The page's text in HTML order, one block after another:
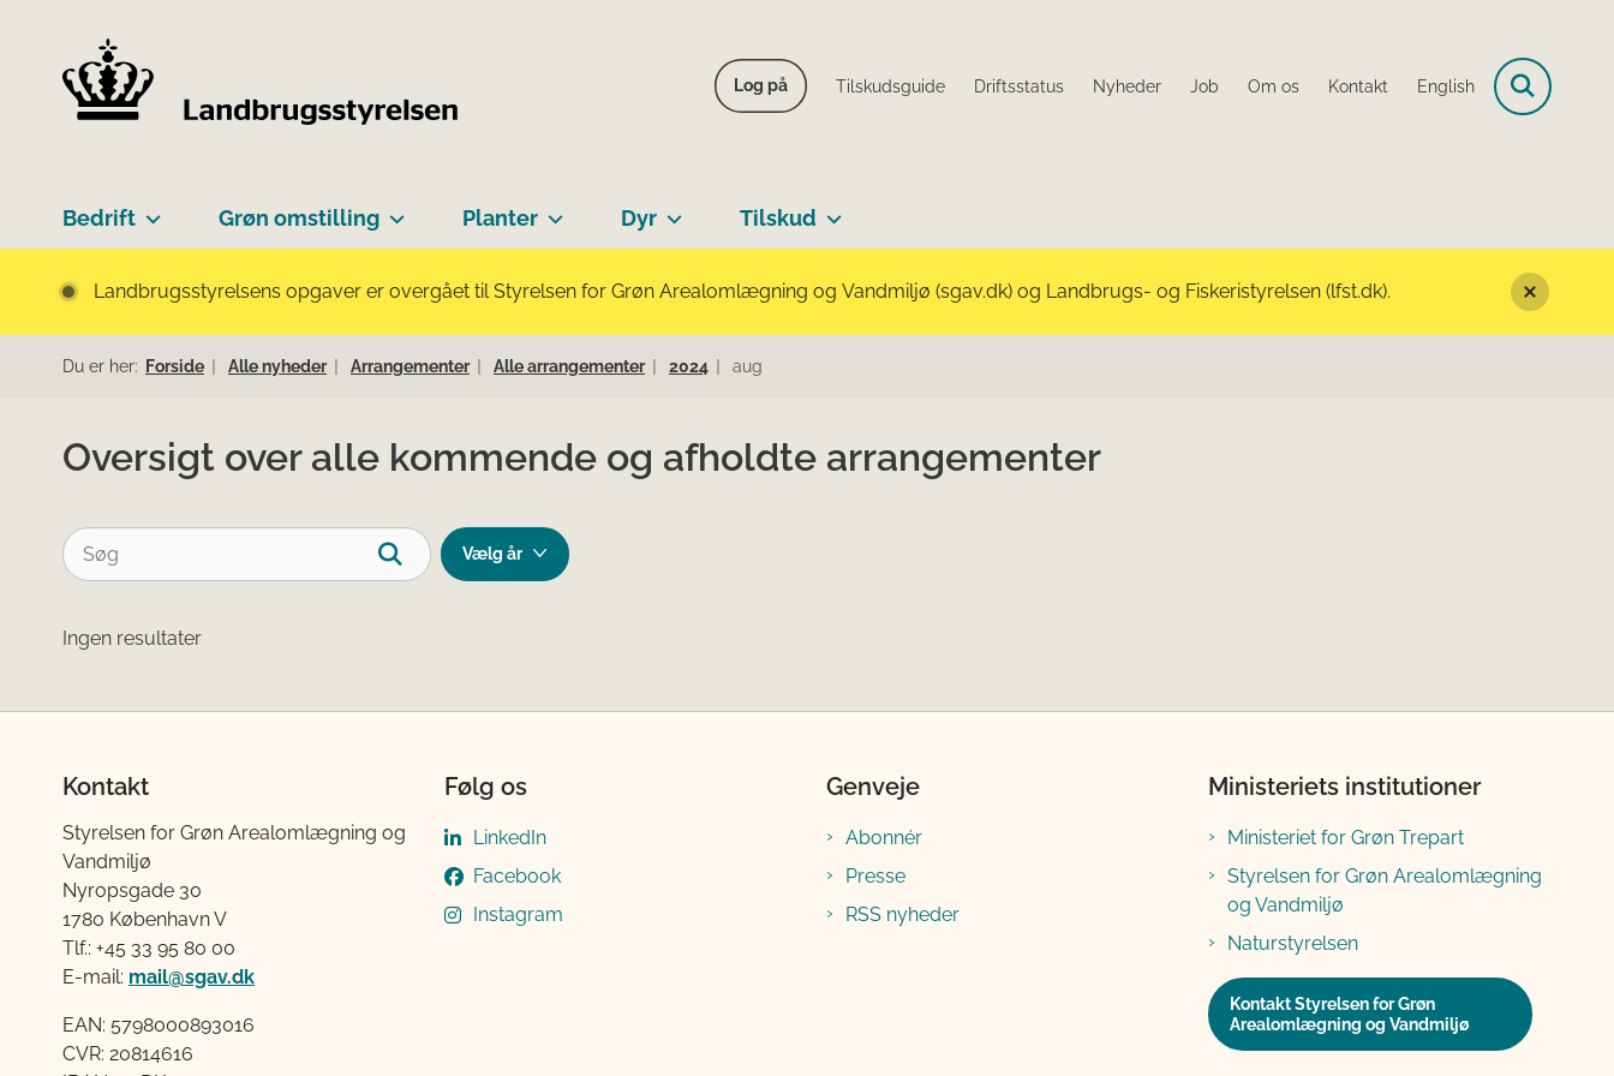
Log på Tilskudsguide Driftsstatus Nyheder Job Om os Kontakt English
Bedrift Grøn omstilling Planter Dyr Tilskud
Landbrugsstyrelsens opgaver er overgået til Styrelsen for Grøn Arealomlægning og Vandmiljø (sgav.dk) og Landbrugs- og Fiskeristyrelsen (lfst.dk).
Du er her: Forside Alle nyheder Arrangementer Alle arrangementer 2024 aug
Oversigt over alle kommende og afholdte arrangementer
Ingen resultater
Kontakt
Styrelsen for Grøn Arealomlægning og
Vandmiljø
Nyropsgade 30
1780 København V
Tlf.: +45 33 95 80 00
E-mail: mail@sgav.dk
EAN: 5798000893016
CVR: 20814616
Følg os
LinkedIn
Facebook
Instagram
Genveje
Abonnér
Presse
RSS nyheder
Ministeriets institutioner
Ministeriet for Grøn Trepart
Styrelsen for Grøn Arealomlægning
og Vandmiljø
Naturstyrelsen
Kontakt Styrelsen for Grøn
Arealomlægning og Vandmiljø